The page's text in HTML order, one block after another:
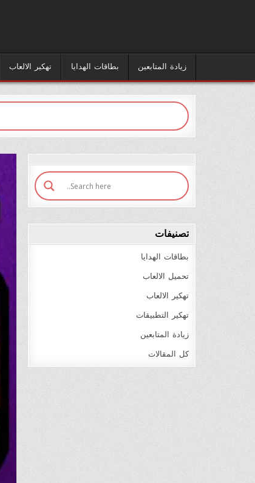
زيادة المتابعين بطاقات الهدايا تهكير الالعاب
تصنيفات
بطاقات الهدايا
تحميل الالعاب
تهكير الالعاب
تهكير التطبيقات
زيادة المتابعين
كل المقالات